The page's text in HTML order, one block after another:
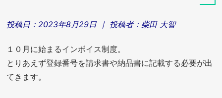
投稿日： 2023年8月29日 ｜ 投稿者： 柴田 大智
１０月に始まるインボイス制度。
とりあえず登録番号を請求書や納品書に記載する必要が出
てきます。